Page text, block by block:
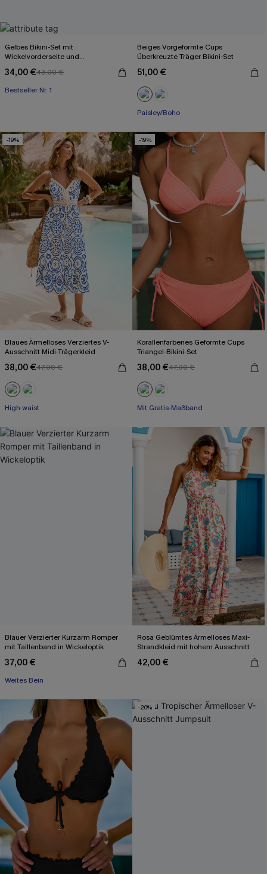
Gelbes Bikini-Set mit
Wickelvorderseite und
34,00 €43,00 €
Bestseller Nr. 1
Beiges Vorgeformte Cups
Überkreuzte Träger Bikini-Set
51,00 €
Paisley/Boho
-19%
Blaues Ärmelloses Verziertes V-
Ausschnitt Midi-Trägerkleid
38,00 €47,00 €
High waist
-19%
Korallenfarbenes Geformte Cups
Triangel-Bikini-Set
38,00 €47,00 €
Mit Gratis-Maßband
Blauer Verzierter Kurzarm Romper
mit Taillenband in Wickeloptik
37,00 €
Weites Bein
Rosa Geblümtes Ärmelloses Maxi-
Strandkleid mit hohem Ausschnitt
42,00 €
-20%